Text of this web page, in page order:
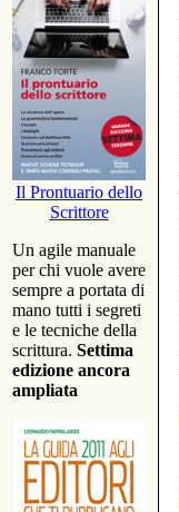
Il Prontuario dello
Scrittore
Un agile manuale
per chi vuole avere
sempre a portata di
mano tutti i segreti
e le tecniche della
scrittura. Settima
edizione ancora
ampliata